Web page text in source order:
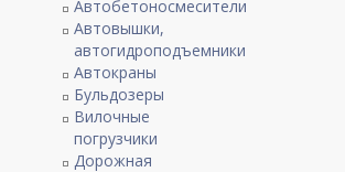
Автобетоносмесители
Автовышки,
автогидроподъемники
Автокраны
Бульдозеры
Вилочные
погрузчики
Дорожная